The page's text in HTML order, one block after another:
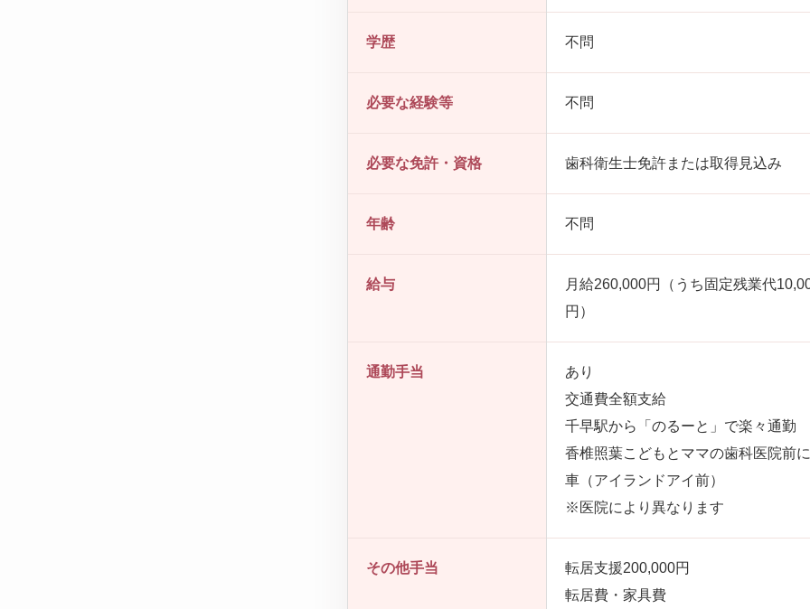
学歴 不問
必要な経験等 不問
必要な免許・資格 歯科衛生士免許または取得見込み
年齢 不問
給与
月給260,000円（うち固定残業代
円）
通勤手当
あり
交通費全額支給
千早駅から「のるーと」で楽々通勤
香椎照葉こどもとママの歯科医院前
車（アイランドアイ前）
※医院により異なります
その他手当
転居支援200,000円
転居費・家具費